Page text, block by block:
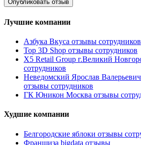
Лучшие компании
Азбука Вкуса отзывы сотрудников
Top 3D Shop отзывы сотрудников
X5 Retail Group г.Великий
сотрудников
Неведомский Ярослав
отзывы сотрудников
ГК Юникон Москва отзывы
Худшие компании
Белгородские яблоки отзывы
Франшиза bigdata отзывы